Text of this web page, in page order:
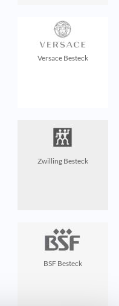
Versace Besteck
Zwilling Besteck
BSF Besteck